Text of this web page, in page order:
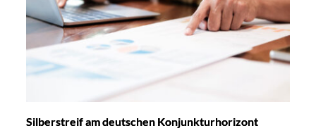
Silberstreif am deutschen Konjunkturhorizont